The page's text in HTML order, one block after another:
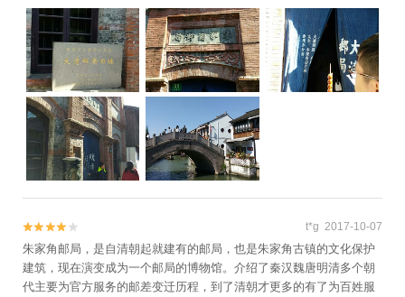
WINE100葡萄酒会+上海接送机服务+豫·上海剧
院+上海东方明珠演艺剧场+金茂音乐厅+朱家角
水乐堂+上海—兰会所+上海之巅观光厅+豫园万
丽酒店（河南南路店）+上海龙之梦+上海
JOYPOLIS世嘉都市乐园+上海迪士尼度假区+长
兴岛郊野公园+上海薰衣草公园+迪士尼食品+东
方明珠公园+朱家角颂恩堂+黄浦江游览（东方明
珠码头）+滴水湖壹号码头+花开海上生态园+豫
园老街+迪士尼小镇+上海奇迹花园+广富林文化
遗址+上海迪士尼《美女与野兽》音乐剧+上海海
昌海洋公园+外滩寻梦·上海之歌+外滩休闲浴场
+上海万达瑞华酒店+上海豫园万丽酒店+上海万
达汽车乐园+东方明珠·奇梦爱丽丝之重回仙境
会加盖大清邮局的印戳。门票仅5元，可以上楼参观中国邮政简史，再
现了古镇邮驿的百年沧桑，挖掘了中华邮政的悠久历史，去朱家角游
玩时可以去看看。

 t*g 2017-10-07
朱家角邮局，是自清朝起就建有的邮局，也是朱家角古镇的文化保护
建筑，现在演变成为一个邮局的博物馆。介绍了秦汉魏唐明清多个朝
代主要为官方服务的邮差变迁历程，到了清朝才更多的有了为百姓服